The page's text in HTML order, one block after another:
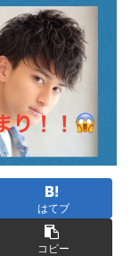
はてブ
コピー